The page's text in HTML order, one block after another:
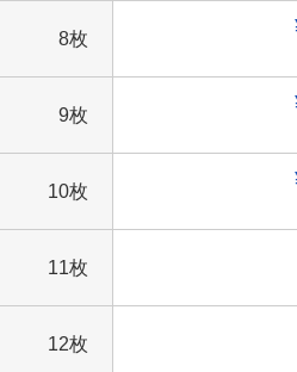
8枚
9枚
10枚
11枚
12枚